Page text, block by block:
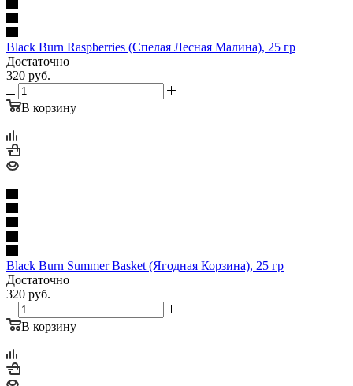
Black Burn Raspberries (Спелая Лесная Малина), 25 гр
Достаточно
320 руб.
В корзину
Black Burn Summer Basket (Ягодная Корзина), 25 гр
Достаточно
320 руб.
В корзину